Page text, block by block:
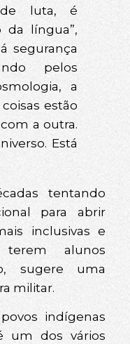
luta, é
da língua”,
segurança
pelos
a
estão
a outra.
Está
tentando
para abrir
inclusivas e
terem alunos
sugere uma
militar.
indígenas
um dos vários